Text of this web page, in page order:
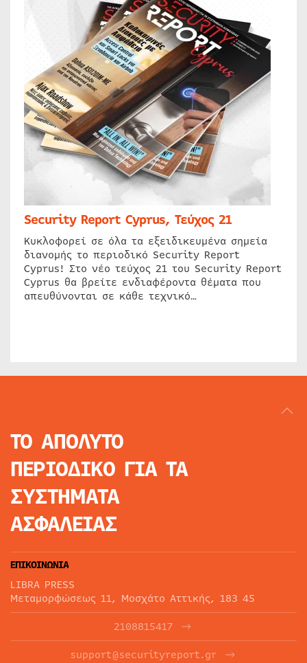
Security Report Cyprus, Τεύχος 21
Κυκλοφορεί σε όλα τα εξειδικευμένα σημεία
διανομής το περιοδικό Security Report
Cyprus! Στο νέο τεύχος 21 του Security Report
Cyprus θα βρείτε ενδιαφέροντα θέματα που
απευθύνονται σε κάθε τεχνικό…
ΤΟ ΑΠΟΛΥΤΟ
ΠΕΡΙΟΔΙΚΟ ΓΙΑ ΤΑ
ΣΥΣΤΗΜΑΤΑ
ΑΣΦΑΛΕΙΑΣ
ΕΠΙΚΟΙΝΩΝΙΑ
LIBRA PRESS
Μεταμορφώσεως 11, Μοσχάτο Αττικής, 183 45
2108815417
support@securityreport.gr